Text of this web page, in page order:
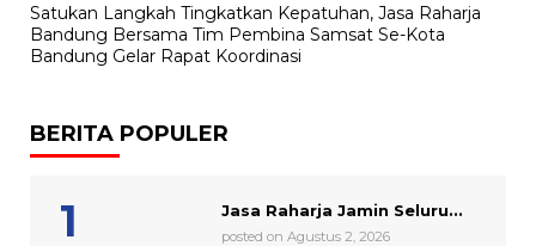
Satukan Langkah Tingkatkan Kepatuhan, Jasa Raharja
Bandung Bersama Tim Pembina Samsat Se-Kota
Bandung Gelar Rapat Koordinasi
BERITA POPULER
Jasa Raharja Jamin Seluru...
posted on Agustus 2, 2026